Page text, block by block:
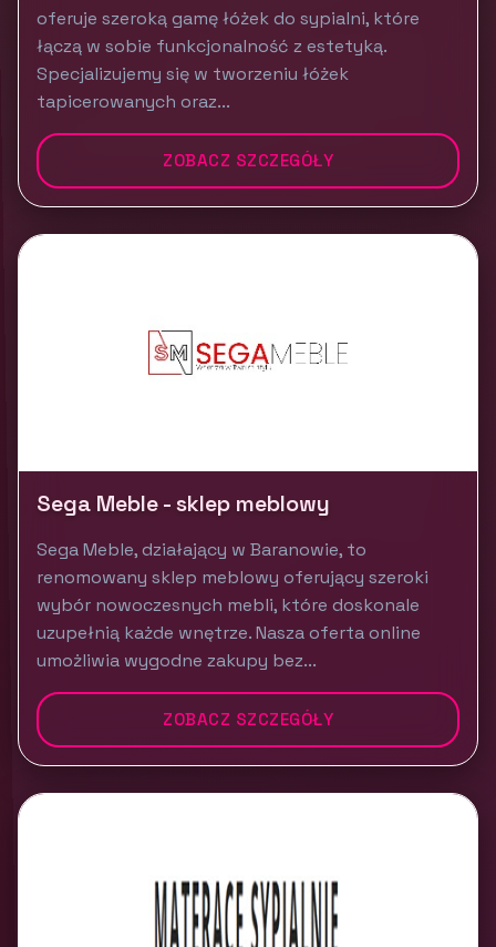
oferuje szeroką gamę łóżek do sypialni, które
łączą w sobie funkcjonalność z estetyką.
Specjalizujemy się w tworzeniu łóżek
tapicerowanych oraz...
ZOBACZ SZCZEGÓŁY
Sega Meble - sklep meblowy
Sega Meble, działający w Baranowie, to
renomowany sklep meblowy oferujący szeroki
wybór nowoczesnych mebli, które doskonale
uzupełnią każde wnętrze. Nasza oferta online
umożliwia wygodne zakupy bez...
ZOBACZ SZCZEGÓŁY